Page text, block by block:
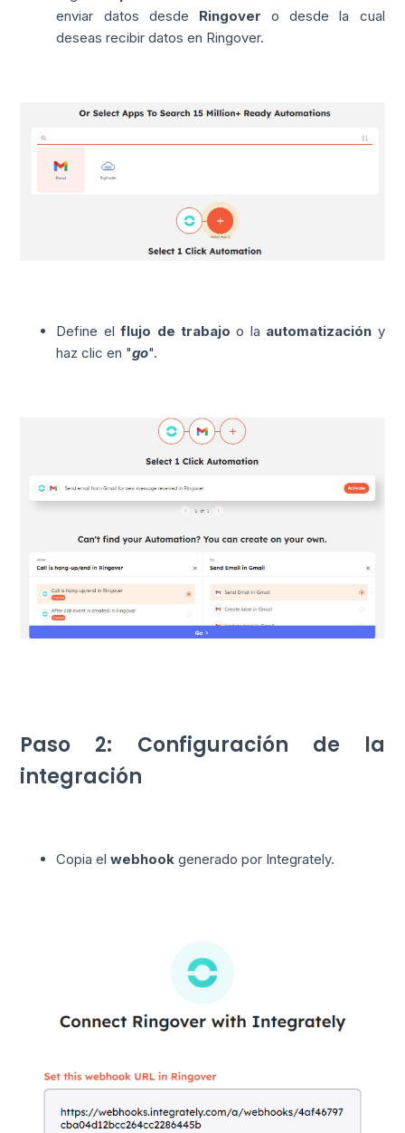
enviar datos desde Ringover o desde la cual
deseas recibir datos en Ringover.
Define elflujo de trabajo o la automatización y
haz clic en "go".
Paso 2: Configuración de la
integración
Copia elwebhook generado por Integrately.